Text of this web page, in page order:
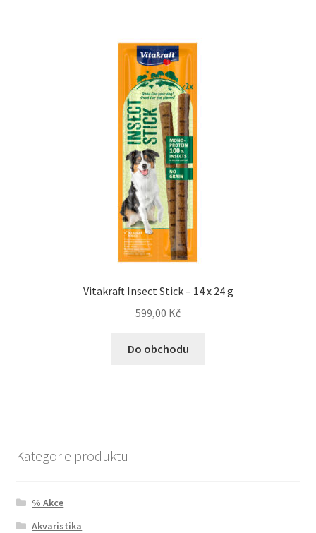
Vitakraft Insect Stick – 14 x 24 g
599,00 Kč
Do obchodu
Kategorie produktu
% Akce
Akvaristika